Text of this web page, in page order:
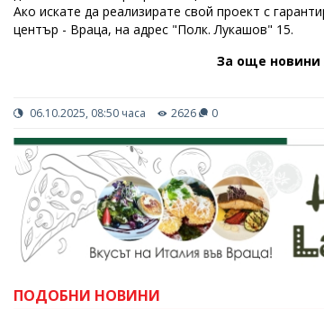
Ако искате да реализирате свой проект с
център - Враца, на адрес "Полк. Лукашов" 15.
За още новини
06.10.2025, 08:50 часа 2626 0
ПОДОБНИ НОВИНИ